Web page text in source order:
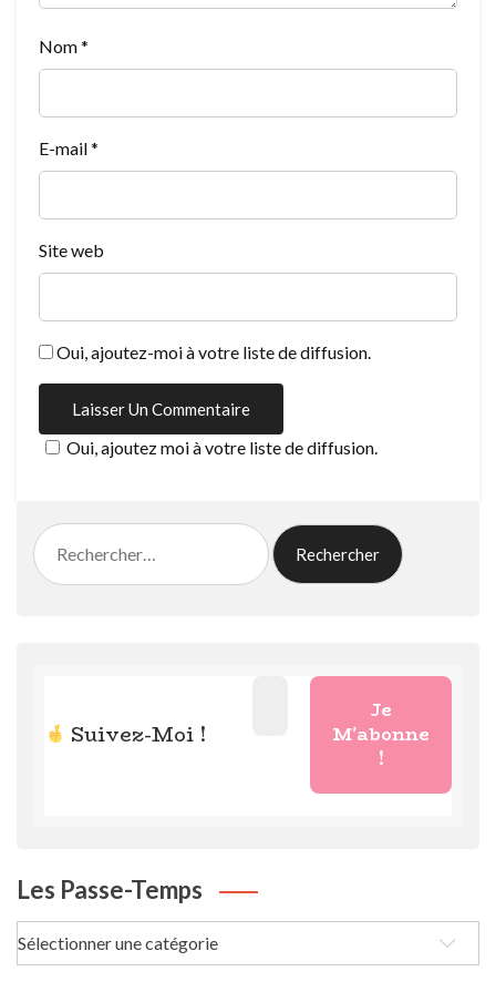
Nom*
E-mail*
Site web
Oui, ajoutez-moi à votre liste de diffusion.
Oui, ajoutez moi à votre liste de diffusion.
Rechercher :
Suivez-Moi !
Les Passe-Temps